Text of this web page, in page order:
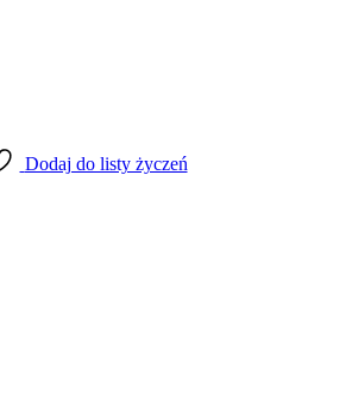
Dodaj do listy życzeń